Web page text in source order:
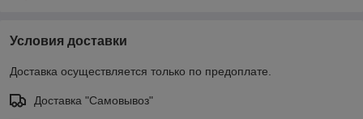
Условия доставки
Доставка осуществляется только по предоплате.
Доставка "Самовывоз"